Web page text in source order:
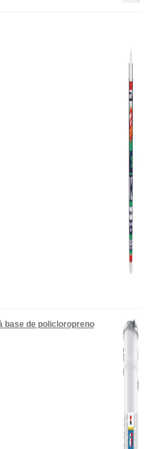
base de policloropreno